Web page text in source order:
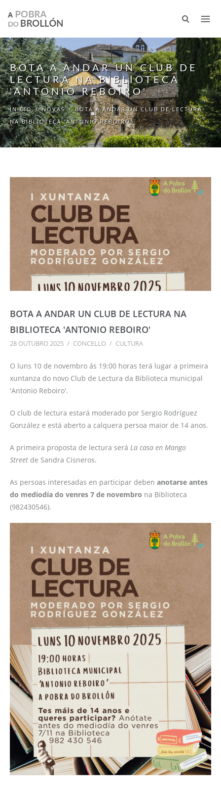
BOTA A ANDAR UN CLUB DE
LECTURA NA BIBLIOTECA
'ANTONIO REBOIRO'
INICIO / NOVAS / BOTA A ANDAR UN CLUB DE LECTURA
NA BIBLIOTECA 'ANTONIO REBOIRO'
BOTA A ANDAR UN CLUB DE LECTURA NA
BIBLIOTECA 'ANTONIO REBOIRO'
28 OUTUBRO 2025 / CONCELLO / CULTURA
O luns 10 de novembro ás 19:00 horas terá lugar a primeira
xuntanza do novo Club de Lectura da Biblioteca municipal
'Antonio Reboiro'.
O club de lectura estará moderado por Sergio Rodríguez
González e está aberto a calquera persoa maior de 14 anos.
A primeira proposta de lectura será La casa en Mango
Street de Sandra Cisneros.
As persoas interesadas en participar deben anotarse antes
do mediodía do venres 7 de novembro na Biblioteca
(982430546).